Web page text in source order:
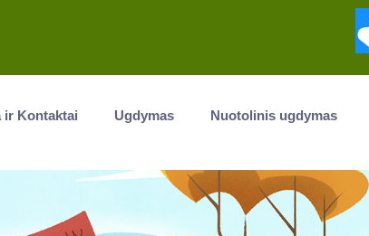
ir Kontaktai Ugdymas Nuotolinis ugdymas